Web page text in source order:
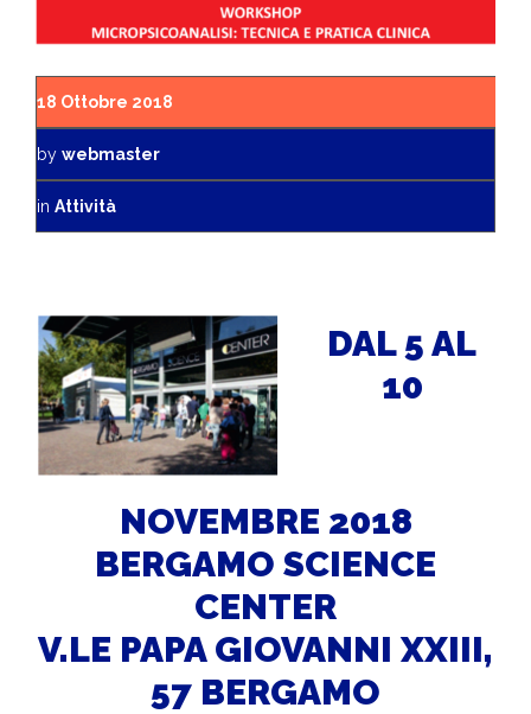
18 Ottobre 2018
by webmaster
in Attività
DAL 5 AL
10
NOVEMBRE 2018
BERGAMO SCIENCE
CENTER
V.LE PAPA GIOVANNI XXIII,
57 BERGAMO